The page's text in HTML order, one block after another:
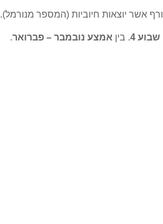
אשר יוצאות חיוביות (המספר מנורמל).
. בין אמצע נובמבר – פברואר.